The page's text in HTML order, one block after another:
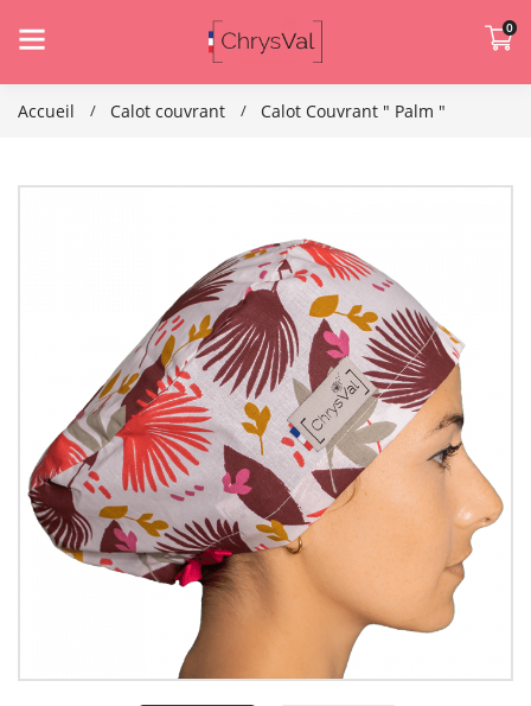
0
Accueil Calot couvrant Calot Couvrant " Palm "